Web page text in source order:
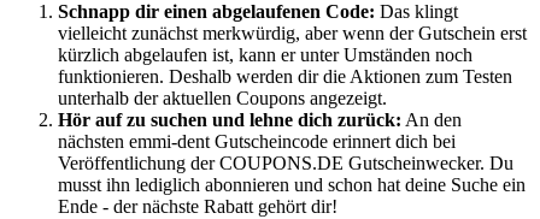
Schnapp dir einen abgelaufenen Code: Das klingt
vielleicht zunächst merkwürdig, aber wenn der Gutschein erst
kürzlich abgelaufen ist, kann er unter Umständen noch
funktionieren. Deshalb werden dir die Aktionen zum Testen
unterhalb der aktuellen Coupons angezeigt.
Hör auf zu suchen und lehne dich zurück: An den
nächsten emmi-dent Gutscheincode erinnert dich bei
Veröffentlichung derCOUPONS.DE Gutscheinwecker. Du
musst ihn lediglich abonnieren und schon hat deine Suche ein
Ende - der nächste Rabatt gehört dir!